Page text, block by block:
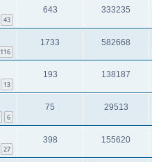
43
643 333235
116
1733 582668
13
193 138187
6
75 29513
27
398 155620